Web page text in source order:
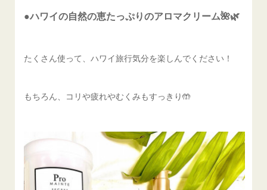
●ハワイの自然の恵たっぷりのアロマクリーム🌺🌿
たくさん使って、ハワイ旅行気分を楽しんでください！
もちろん、コリや疲れやむくみもすっきり🤲